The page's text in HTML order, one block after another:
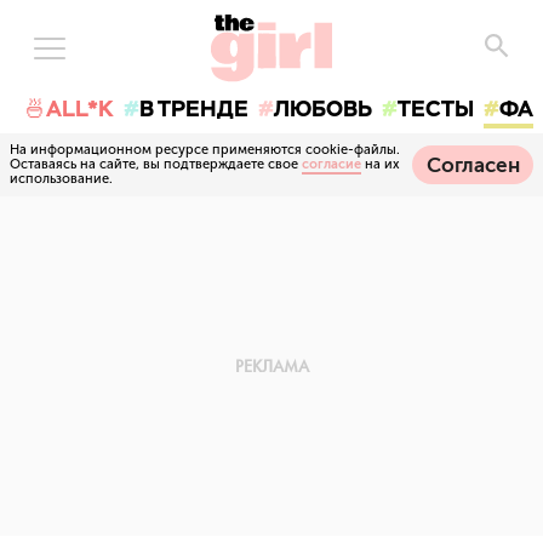
🍜ALL*K В ТРЕНДЕ ЛЮБОВЬ ТЕСТЫ
На информационном ресурсе применяются cookie-файлы.
Оставаясь на сайте, вы подтверждаете свое согласие на их
использование.
Согласен